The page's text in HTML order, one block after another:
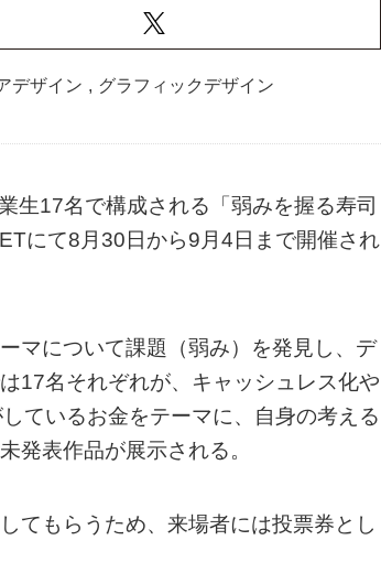
デザイン , グラフィックデザイン
生17名で構成される「弱みを握る寿司
にて8月30日から9月4日まで開催され
マについて課題（弱み）を発見し、デ
17名それぞれが、キャッシュレス化や
ているお金をテーマに、自身の考える
発表作品が展示される。
てもらうため、来場者には投票券とし